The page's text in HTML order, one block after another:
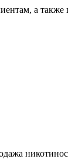
а также